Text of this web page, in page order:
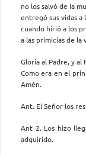
no los salvó de la
entregó sus vidas a
cuando hirió a los
a las primicias de la
Gloria al Padre, y al
Como era en el
Amén.
Ant. El Señor los
Ant 2. Los hizo
adquirido.